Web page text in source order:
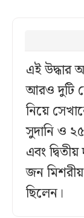
এই উদ্ধার
আরও দুটি
নিয়ে
সুদানি ও
এবং
জন
ছিলেন।